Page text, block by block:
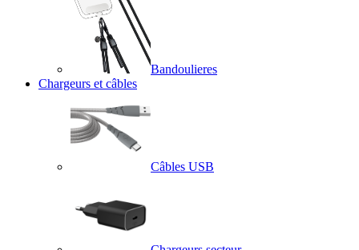
Bandoulieres
Chargeurs et câbles
Câbles USB